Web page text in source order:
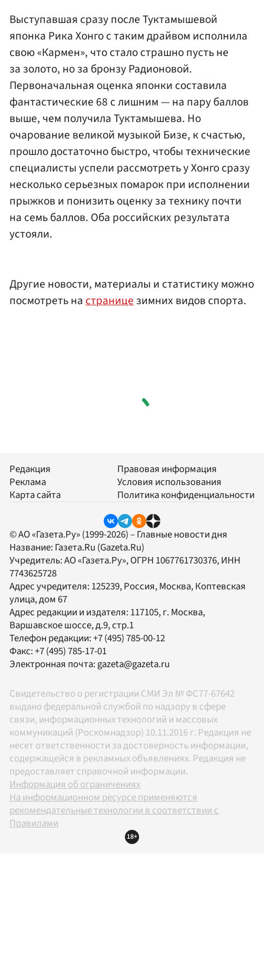
Выступавшая сразу после Туктамышевой
японка Рика Хонго с таким драйвом исполнила
свою «Кармен», что стало страшно пусть не
за золото, но за бронзу Радионовой.
Первоначальная оценка японки составила
фантастические 68 с лишним — на пару баллов
выше, чем получила Туктамышева. Но
очарование великой музыкой Бизе, к счастью,
прошло достаточно быстро, чтобы технические
специалисты успели рассмотреть у Хонго сразу
несколько серьезных помарок при исполнении
прыжков и понизить оценку за технику почти
на семь баллов. Оба российских результата
устояли.
Другие новости, материалы и статистику можно
посмотреть настраницезимних видов спорта.
Редакция
Реклама
Карта сайта
Правовая информация
Условия использования
Политика конфиденциальности
© АО «Газета.Ру» (1999-2026) – Главные новости дня
Название: Газета.Ru (Gazeta.Ru)
Учредитель:АО «Газета.Ру», ОГРН 1067761730376, ИНН
7743625728
Адрес учредителя: 125239, Россия, Москва, Коптевская
улица, дом 67
Адрес редакции и издателя: 117105, г. Москва,
Варшавское шоссе, д.9, стр.1
Телефон редакции:+7 (495) 785-00-12
Факс:+7 (495) 785-17-01
Электронная почта: gazeta@gazeta.ru
Свидетельство о регистрации СМИ Эл № ФС77-67642
выдано федеральной службой по надзору в сфере
связи, информационных технологий и массовых
коммуникаций (Роскомнадзор) 10.11.2016 г. Редакция не
несет ответственности за достоверность информации,
содержащейся в рекламных объявлениях. Редакция не
предоставляет справочной информации.
Информация об ограничениях
На информационном ресурсе применяются
рекомендательные технологии в соответствии с
Правилами
18+